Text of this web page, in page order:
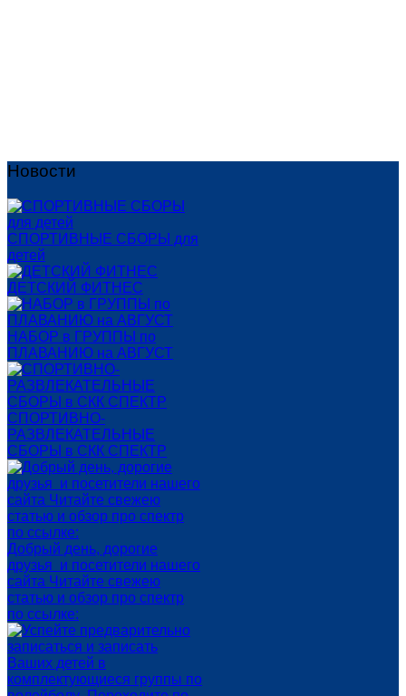
Новости
СПОРТИВНЫЕ СБОРЫ для
детей
ДЕТСКИЙ ФИТНЕС
НАБОР в ГРУППЫ по
ПЛАВАНИЮ на АВГУСТ
СПОРТИВНО-
РАЗВЛЕКАТЕЛЬНЫЕ
СБОРЫ в СКК СПЕКТР
Добрый день, дорогие
друзья и посетители нашего
сайта Читайте свежею
статью и обзор про спектр
по ссылке: